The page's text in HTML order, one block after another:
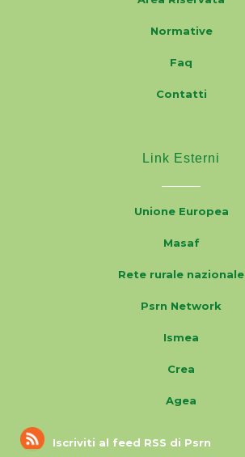
Normative
Faq
Contatti
Link Esterni
Unione Europea
Masaf
Rete rurale nazionale
Psrn Network
Ismea
Crea
Agea
Iscriviti al feed RSS di Psrn